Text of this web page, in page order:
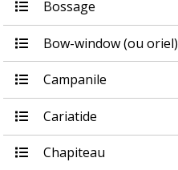
Bossage
Bow-window (ou oriel)
Campanile
Cariatide
Chapiteau